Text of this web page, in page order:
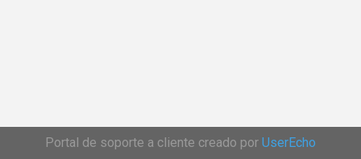
Portal de soporte a cliente creado por UserEcho